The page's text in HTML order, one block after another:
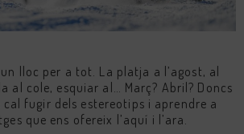
lloc per a tot. La platja a l’agost, al
al cole, esquiar al… Març? Abril? Doncs
cal fugir dels estereotips i aprendre a
que ens ofereix l’aquí i l’ara.